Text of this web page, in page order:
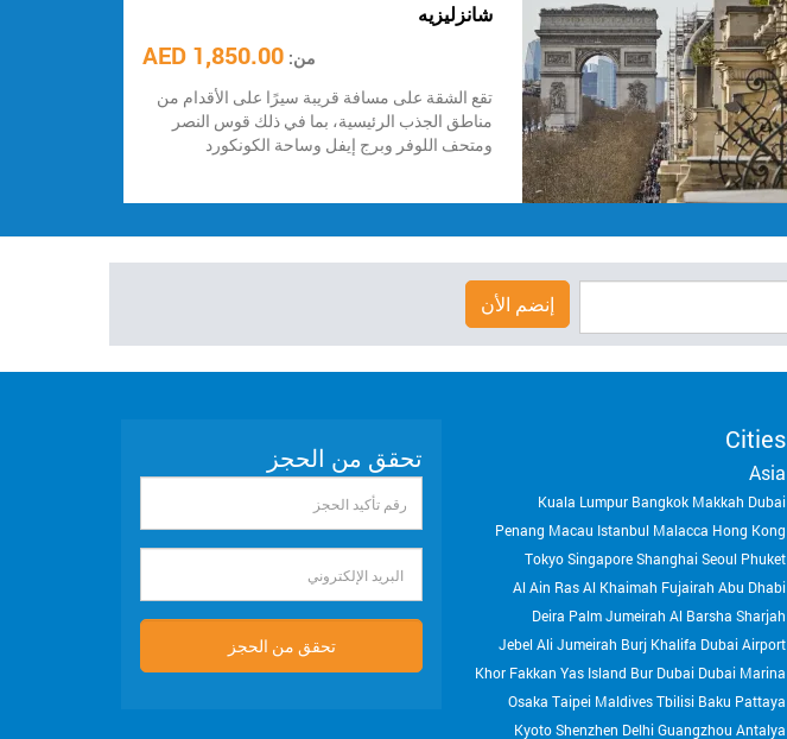
شانزليزيه
من: 1,850.00 AED
تقع الشقة على مسافة قريبة سيرًا على الأقدام من
مناطق الجذب الرئيسية، بما في ذلك قوس النصر
ومتحف اللوفر وبرج إيفل وساحة الكونكورد
إنضم الأن
Cities
Asia
Dubai
Makkah
Bangkok
Kuala Lumpur
Hong Kong
Malacca
Istanbul
Macau
Penang
Phuket
Seoul
Shanghai
Singapore
Tokyo
Abu Dhabi
Fujairah
Ras Al Khaimah
Al Ain
Sharjah
Al Barsha
Palm Jumeirah
Deira
Dubai Airport
Burj Khalifa
Jumeirah
Jebel Ali
Dubai Marina
Bur Dubai
Yas Island
Khor Fakkan
Pattaya
Baku
Tbilisi
Maldives
Taipei
Osaka
Antalya
Guangzhou
Delhi
Shenzhen
Kyoto
تحقق من الحجز
تأكيد
الحجز
الإلكتروني
تحقق من الحجز